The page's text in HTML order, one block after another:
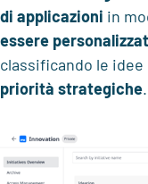
di applicazioni in
essere
classificando le idee
priorità strategiche.